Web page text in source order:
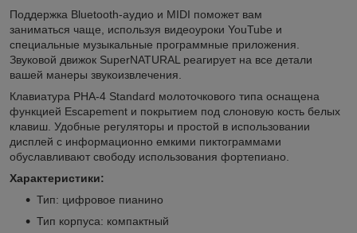
Поддержка Bluetooth-аудио и MIDI поможет вам
заниматься чаще, используя видеоуроки YouTube и
специальные музыкальные программные приложения.
Звуковой движок SuperNATURAL реагирует на все детали
вашей манеры звукоизвлечения.
Клавиатура PHA-4 Standard молоточкового типа оснащена
функцией Escapement и покрытием под слоновую кость белых
клавиш. Удобные регуляторы и простой в использовании
дисплей с информационно емкими пиктограммами
обуславливают свободу использования фортепиано.
Характеристики:
Тип: цифровое пианино
Тип корпуса: компактный